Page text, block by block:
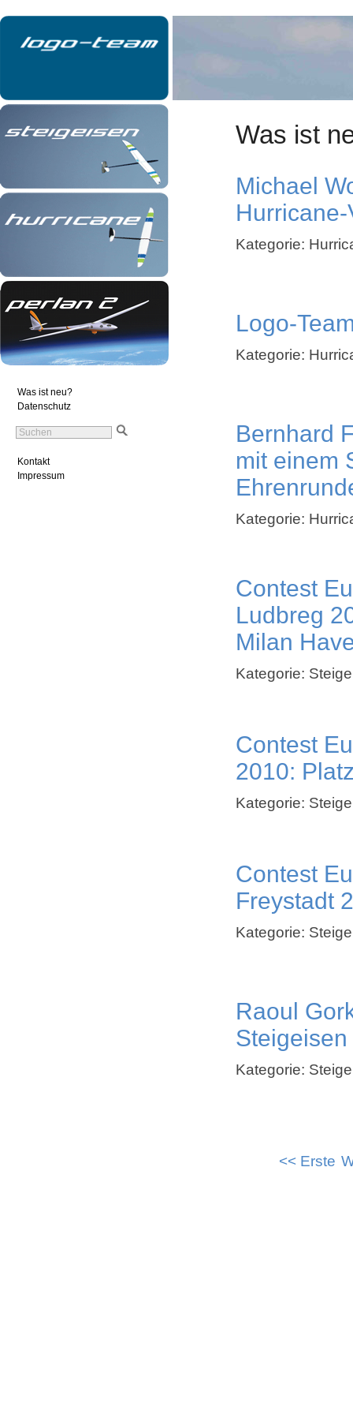
Was ist
Michael
Kategorie:
Logo-
Kategorie:
Bernhard
mit einem
Kategorie:
Contest
Ludbreg
Milan
Kategorie:
Contest
2010:
Kategorie:
Contest
Freystadt
Kategorie:
Raoul
Kategorie:
<< Erste
Was ist neu?
Datenschutz
Kontakt
Impressum